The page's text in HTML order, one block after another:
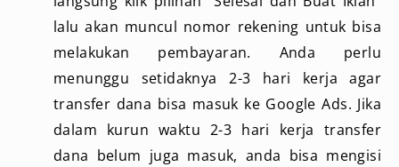
lalu akan muncul nomor rekening untuk bisa
melakukan pembayaran. Anda perlu
menunggu setidaknya 2-3 hari kerja agar
transfer dana bisa masuk ke Google Ads. Jika
dalam kurun waktu 2-3 hari kerja transfer
dana belum juga masuk, anda bisa mengisi